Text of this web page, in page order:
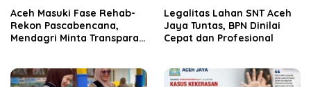
Aceh Masuki Fase Rehab-
Rekon Pascabencana,
Mendagri Minta Transparan
Legalitas Lahan SNT Aceh
Jaya Tuntas, BPN Dinilai
Cepat dan Profesional